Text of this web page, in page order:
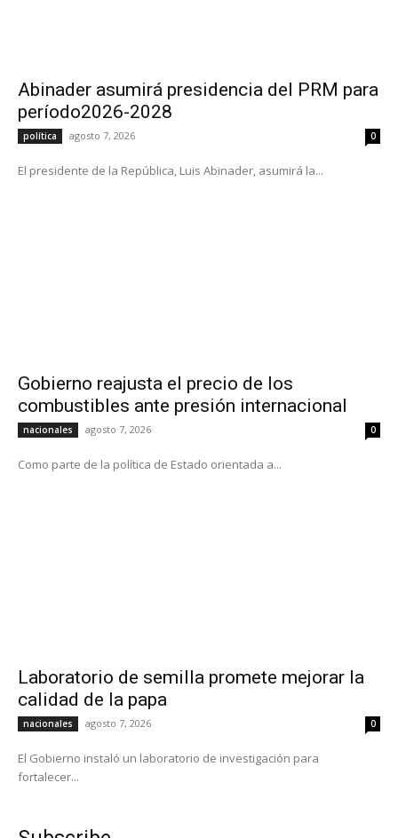
Abinader asumirá presidencia del PRM para
período2026-2028
política agosto 7, 2026 0
El presidente de la República, Luis Abinader, asumirá la...
Gobierno reajusta el precio de los
combustibles ante presión internacional
nacionales agosto 7, 2026 0
Como parte de la política de Estado orientada a...
Laboratorio de semilla promete mejorar la
calidad de la papa
nacionales agosto 7, 2026 0
El Gobierno instaló un laboratorio de investigación para
fortalecer...